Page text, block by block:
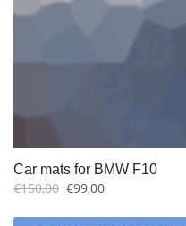
Car mats for BMW F10
€150,00 €99,00